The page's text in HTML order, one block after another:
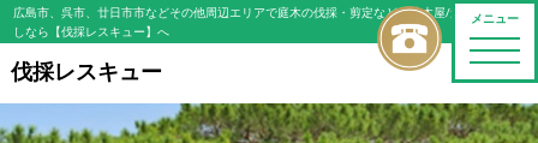
メニュー
toggle
広島市、呉市、廿日市市などその他周辺エリアで庭木の伐採・剪定などの植木屋/造園屋をお探
しなら【伐採レスキュー】へ
伐採レスキュー